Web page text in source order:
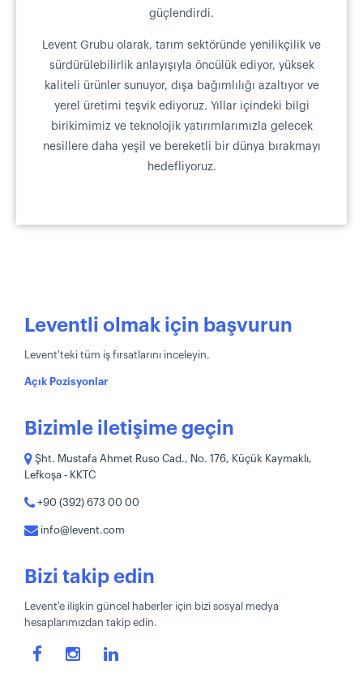
güçlendirdi.
Levent Grubu olarak, tarım sektöründe yenilikçilik ve
sürdürülebilirlik anlayışıyla öncülük ediyor, yüksek
kaliteli ürünler sunuyor, dışa bağımlılığı azaltıyor ve
yerel üretimi teşvik ediyoruz. Yıllar içindeki bilgi
birikimimiz ve teknolojik yatırımlarımızla gelecek
nesillere daha yeşil ve bereketli bir dünya bırakmayı
hedefliyoruz.
Leventli olmak için başvurun
Levent'teki tüm iş fırsatlarını inceleyin.
Açık Pozisyonlar
Bizimle iletişime geçin
Şht. Mustafa Ahmet Ruso Cad., No. 176, Küçük Kaymaklı,
Lefkoşa - KKTC
+90 (392) 673 00 00
info@levent.com
Bizi takip edin
Levent'e ilişkin güncel haberler için bizi sosyal medya
hesaplarımızdan takip edin.